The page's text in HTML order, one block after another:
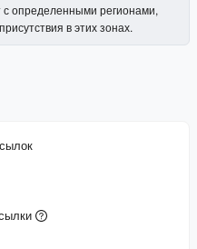
с определенными регионами,
в этих зонах.